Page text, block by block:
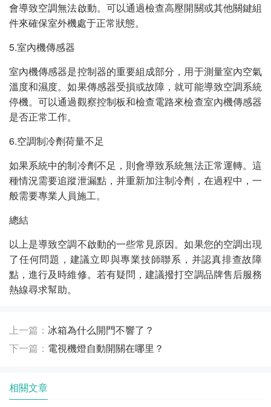
會導致空調無法啟動。可以通過檢查高壓開關或其他關鍵組
件來確保室外機處于正常狀態。
5.室內機傳感器
室內機傳感器是控制器的重要組成部分，用于測量室內空氣
溫度和濕度。如果傳感器受損或故障，就可能導致空調系統
停機。可以通過觀察控制板和檢查電路來檢查室內機傳感器
是否正常工作。
6.空調制冷劑荷量不足
如果系統中的制冷劑不足，則會導致系統無法正常運轉。這
種情況需要追蹤泄漏點，并重新加注制冷劑，在過程中，一
般需要專業人員施工。
總結
以上是導致空調不啟動的一些常見原因。如果您的空調出現
了任何問題，建議立即與專業技師聯系，并認真排查故障
點，進行及時維修。若有疑問，建議撥打空調品牌售后服務
熱線尋求幫助。
上一篇： 冰箱為什么開門不響了？
下一篇： 電視機燈自動開關在哪里？
相關文章